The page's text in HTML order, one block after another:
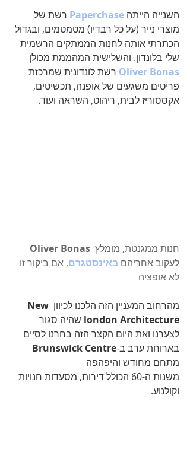
השנייה הייתה Paperchase רשת של
מוצרי נייר (על כל רבדיו) מטמטמים, ובגדול
הכתרתי אותה לחנות הממתקים הרשמית
שלי בלונדון. והשלישית המהממת מכולן
Oliver Bonas רשת לונדונית שמרכזת
פריטים משגעים של אופנה, תכשיטים,
אקססוריז לבית, ריהוט, השראה ועוד.
Oliver Bonas
לעקוב אחריהם באינסטגרם, אם ביקור זו
לא אופציה
מהרחוב המעניין הזה הלכנו לכיוון New
london Architecture שהיה סגור
לצערנו ואת היום הקצר הזה בחרנו לסיים
בארוחת ערב ב-Brunswick Centre
מתחם מחודש והיפהפה
משנות ה-60 הכולל דירות, מסעדות חנויות
וקולנוע.